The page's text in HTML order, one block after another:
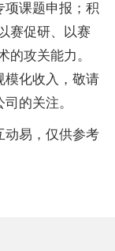
项课题申报；积
赛促研、以赛
的攻关能力。
模化收入，敬请
的关注。
动易，仅供参考